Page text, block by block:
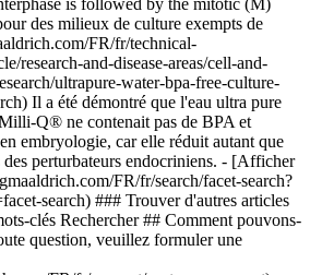
is followed by the mitotic (M)
des milieux de culture exempts de
FR/fr/technical-
research-and-disease-areas/cell-and-
ultrapure-water-bpa-free-culture-
Il a été démontré que l'eau ultra pure
Q® ne contenait pas de BPA et
embryologie, car elle réduit autant que
des perturbateurs endocriniens. - [Afficher
FR/fr/search/facet-search?
search) ### Trouver d'autres articles
clés Rechercher ## Comment pouvons-
question, veuillez formuler une